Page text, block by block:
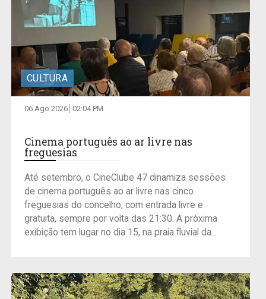
CULTURA
06 Ago 2026 02:04 PM
Cinema português ao ar livre nas
freguesias
Até setembro, o CineClube 47 dinamiza sessões
de cinema português ao ar livre nas cinco
freguesias do concelho, com entrada livre e
gratuita, sempre por volta das 21:30. A próxima
exibição tem lugar no dia 15, na praia fluvial da...